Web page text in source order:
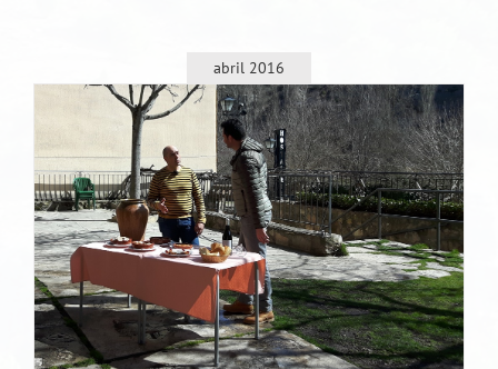
abril 2016